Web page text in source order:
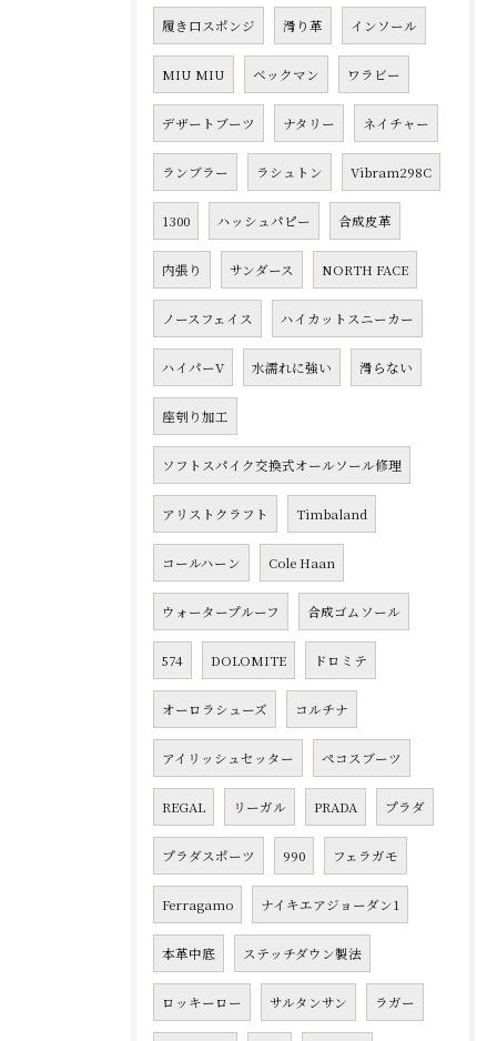
履き口スポンジ 滑り革 インソール
MIU MIU ベックマン ワラビー
デザートブーツ ナタリー ネイチャー
ランブラー ラシュトン Vibram298C
1300 ハッシュパピー 合成皮革
内張り サンダース NORTH FACE
ノースフェイス ハイカットスニーカー
ハイパーV 水濡れに強い 滑らない
座刳り加工
ソフトスパイク交換式オールソール修理
アリストクラフト Timbaland
コールハーン Cole Haan
ウォータープルーフ 合成ゴムソール
574 DOLOMITE ドロミテ
オーロラシューズ コルチナ
アイリッシュセッター ペコスブーツ
REGAL リーガル PRADA プラダ
プラダスポーツ 990 フェラガモ
Ferragamo ナイキエアジョーダン1
本革中底 ステッチダウン製法
ロッキーロー サルタンサン ラガー